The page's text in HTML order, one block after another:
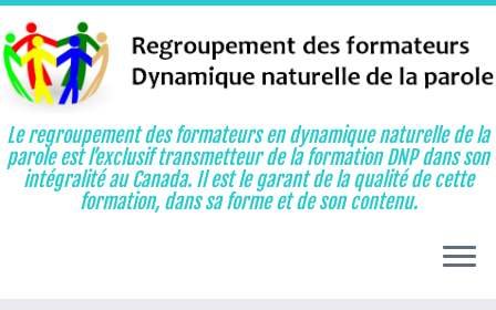
Le regroupement des formateurs en dynamique naturelle de la
parole est l’exclusif transmetteur de la formation DNP dans son
intégralité au Canada. Il est le garant de la qualité de cette
formation, dans sa forme et de son contenu.